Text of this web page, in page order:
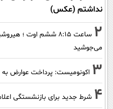
نداشتم (عکس)
2
ساعت ۸:۱۵ ششم اوت ؛
می‌جوشید
3 اکونومیست: پرداخت عوارض به
4 شرط جدید برای بازنشستگی